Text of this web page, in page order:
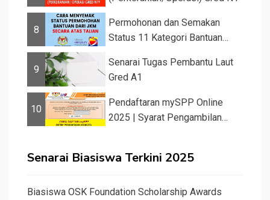
8
Permohonan dan Semakan
Status 11 Kategori Bantuan
9
Senarai Tugas Pembantu Laut
Gred A1
10
Pendaftaran mySPP Online
2025 | Syarat Pengambilan
Senarai Biasiswa Terkini 2025
Biasiswa OSK Foundation Scholarship Awards